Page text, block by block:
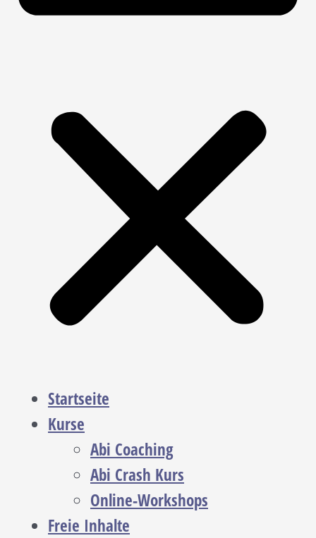
Startseite
Kurse
Abi Coaching
Abi Crash Kurs
Online-Workshops
Freie Inhalte